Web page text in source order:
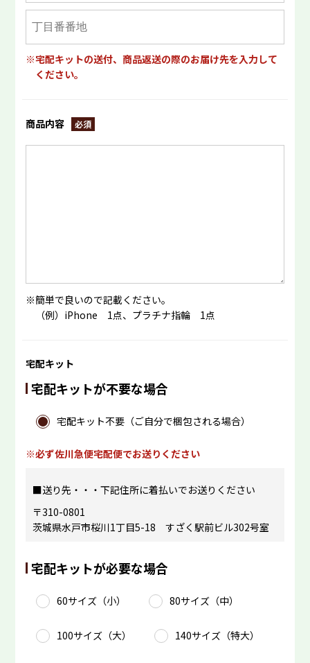
宅配キットの送付、商品返送の際のお届け先を入力して
ください。
商品内容
簡単で良いので記載ください。
（例）iPhone 1点、プラチナ指輪 1点
宅配キット
宅配キットが不要な場合
宅配キット不要（ご自分で梱包される場合）
必ず佐川急便宅配便でお送りください
■送り先・・・下記住所に着払いでお送りください
〒310-0801
茨城県水戸市桜川1丁目5-18 すざく駅前ビル302号室
宅配キットが必要な場合
60サイズ（小） 80サイズ（中）
100サイズ（大） 140サイズ（特大）